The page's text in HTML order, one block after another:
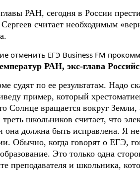
РАН, сегодня в России
считает необходимым
отменить ЕГЭ Business FM
РАН, экс-глава
судят по ее результатам. Надо
пример, который
Солнце вращается вокруг
треть школьников считает, что
она должна быть исправлена. Я
Обычно, когда говорят о ЕГЭ,
Это только одна
преподавателя и школьника,